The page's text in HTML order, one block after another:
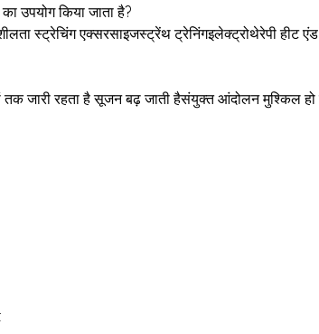
उपयोग किया जाता है?
स्ट्रेचिंग एक्सरसाइजस्ट्रेंथ ट्रेनिंगइलेक्ट्रोथेरेपी
जारी रहता है सूजन बढ़ जाती हैसंयुक्त आंदोलन मुश्किल हो